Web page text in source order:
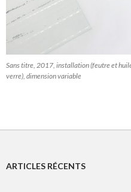
Sans titre, 2017, installation (feutre et
verre), dimension variable
ARTICLES RÉCENTS